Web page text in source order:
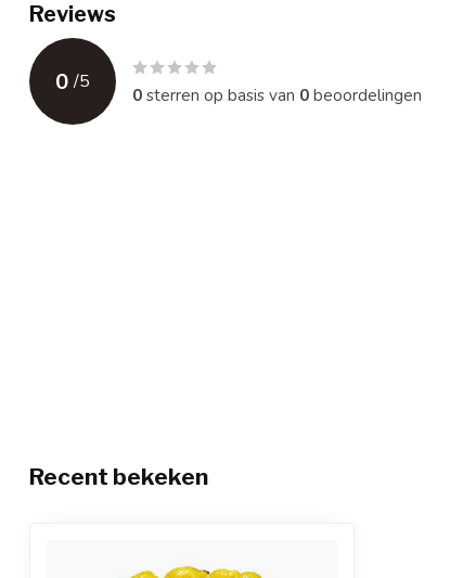
Reviews
0 /5
0sterren op basis van 0beoordelingen
Recent bekeken